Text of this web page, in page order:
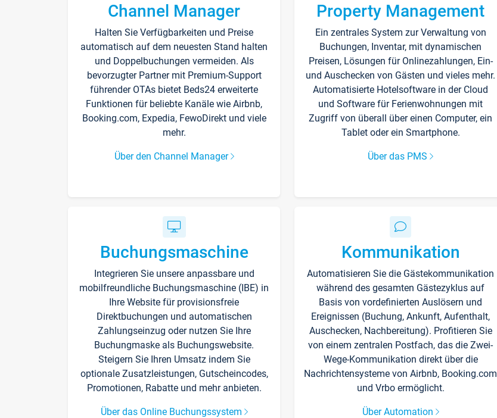
Channel Manager
Halten Sie Verfügbarkeiten und Preise
automatisch auf dem neuesten Stand halten
und Doppelbuchungen vermeiden. Als
bevorzugter Partner mit Premium-Support
führender OTAs bietet Beds24 erweiterte
Funktionen für beliebte Kanäle wie Airbnb,
Booking.com, Expedia, FewoDirekt und viele
mehr.
Über den Channel Manager
Property Management
Ein zentrales System zur Verwaltung von
Buchungen, Inventar, mit dynamischen
Preisen, Lösungen für Onlinezahlungen, Ein-
und Auschecken von Gästen und vieles mehr.
Automatisierte Hotelsoftware in der Cloud
und Software für Ferienwohnungen mit
Zugriff von überall über einen Computer, ein
Tablet oder ein Smartphone.
Über das PMS
Buchungsmaschine
Integrieren Sie unsere anpassbare und
mobilfreundliche Buchungsmaschine (IBE) in
Ihre Website für provisionsfreie
Direktbuchungen und automatischen
Zahlungseinzug oder nutzen Sie Ihre
Buchungmaske als Buchungswebsite.
Steigern Sie Ihren Umsatz indem Sie
optionale Zusatzleistungen, Gutscheincodes,
Promotionen, Rabatte und mehr anbieten.
Über das Online Buchungssystem
Kommunikation
Automatisieren Sie die Gästekommunikation
während des gesamten Gästezyklus auf
Basis von vordefinierten Auslösern und
Ereignissen (Buchung, Ankunft, Aufenthalt,
Auschecken, Nachbereitung). Profitieren Sie
von einem zentralen Postfach, das die Zwei-
Wege-Kommunikation direkt über die
Nachrichtensysteme von Airbnb, Booking.com
und Vrbo ermöglicht.
Über Automation